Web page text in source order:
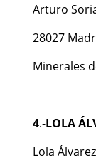
Arturo
28027
Minerales
4.-LOLA
Lola